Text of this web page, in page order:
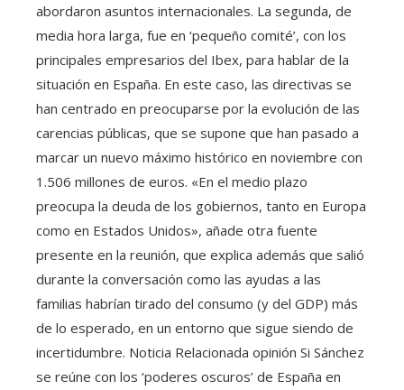
abordaron asuntos internacionales. La segunda, de
media hora larga, fue en ‘pequeño comité’, con los
principales empresarios del Ibex, para hablar de la
situación en España. En este caso, las directivas se
han centrado en preocuparse por la evolución de las
carencias públicas, que se supone que han pasado a
marcar un nuevo máximo histórico en noviembre con
1.506 millones de euros. «En el medio plazo
preocupa la deuda de los gobiernos, tanto en Europa
como en Estados Unidos», añade otra fuente
presente en la reunión, que explica además que salió
durante la conversación como las ayudas a las
familias habrían tirado del consumo (y del GDP) más
de lo esperado, en un entorno que sigue siendo de
incertidumbre. Noticia Relacionada opinión Si Sánchez
se reúne con los ‘poderes oscuros’ de España en